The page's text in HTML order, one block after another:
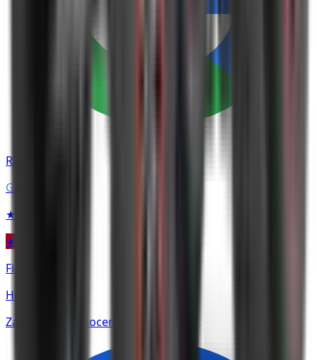
RECENZE NA
G
★★★★★
★
Firmy.cz
Hodnocení
Zatím bez hodnocení